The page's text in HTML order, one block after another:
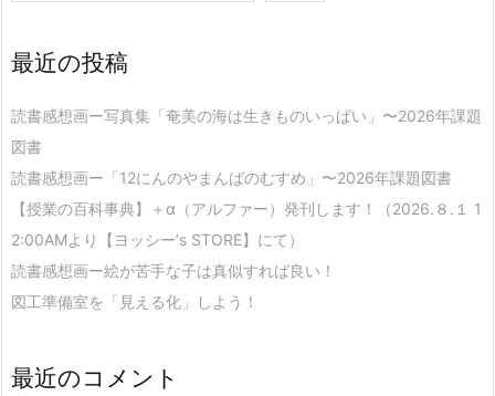
最近の投稿
読書感想画ー写真集「奄美の海は生きものいっぱい」〜2026年課題
図書
読書感想画ー「12にんのやまんばのむすめ」〜2026年課題図書
【授業の百科事典】＋α（アルファー）発刊します！（2026.８.１ 1
2:00AMより【ヨッシー’s STORE】にて）
読書感想画ー絵が苦手な子は真似すれば良い！
図工準備室を「見える化」しよう！
最近のコメント